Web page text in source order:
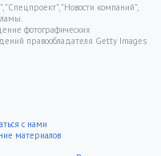
"Новости компаний",
фотографических
правообладателя Getty Images
с нами
материалов